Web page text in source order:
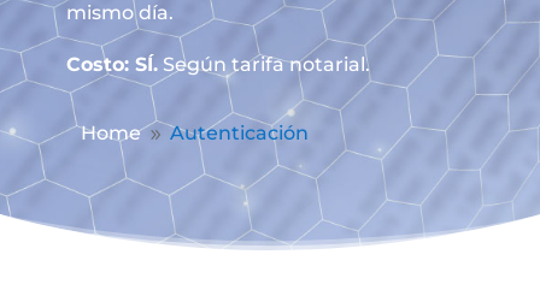
mismo día.
Costo: SÍ.Según tarifa notarial.
Home 9 Autenticación